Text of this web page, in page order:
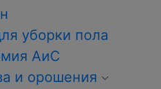
уборки пола
АиС
и орошения